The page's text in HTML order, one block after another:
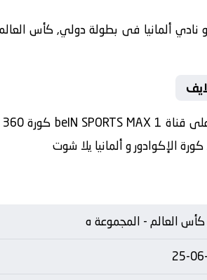
الإكوادور و ألمانيا يلا شوت
العالم - المجموعة ه
25-